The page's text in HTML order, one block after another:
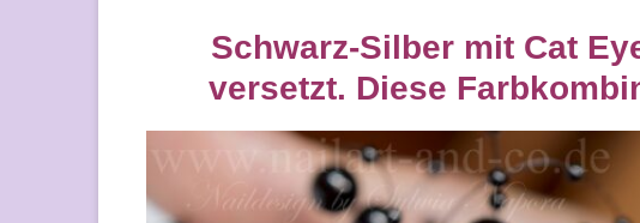
Schwarz-Silber mit Cat
versetzt. Diese